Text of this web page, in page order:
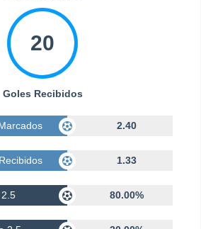
20
Goles Recibidos
2.40
1.33
80.00%